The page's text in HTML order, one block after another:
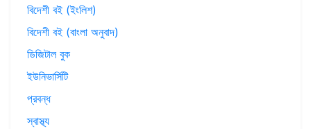
বিদেশী বই (ইংলিশ)
বিদেশী বই (বাংলা অনুবাদ)
ডিজিটাল বুক
ইউনিভার্সিটি
প্রবন্ধ
স্বাস্থ্য